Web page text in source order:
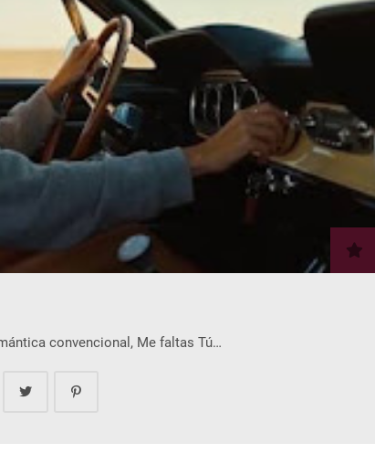
convencional, Me faltas Tú…